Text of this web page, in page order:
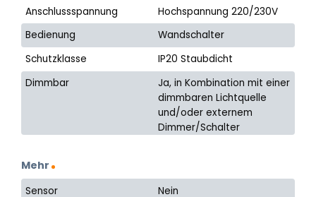
Anschlussspannung
Hochspannung 220/230V
Bedienung
Wandschalter
Schutzklasse
IP20 Staubdicht
Dimmbar
Ja, in Kombination mit einer
dimmbaren Lichtquelle
und/oder externem
Dimmer/Schalter
Mehr
Sensor
Nein